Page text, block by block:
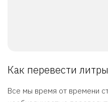
Как перевести
Все мы время от времени